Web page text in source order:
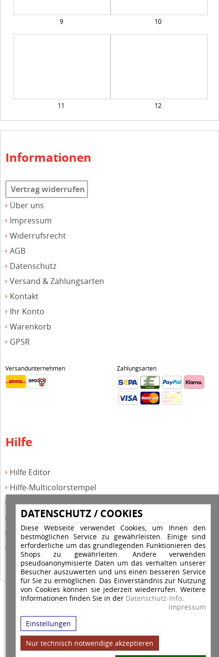
DATENSCHUTZ / COOKIES
Diese Webseite verwendet Cookies, um Ihnen den
bestmöglichen Service zu gewährleisten. Einige sind
erforderliche um das grundlegenden Funktionieren des
Shops zu gewährleiten. Andere verwenden
pseudoanonymisierte Daten um das verhalten unserer
Besucher auszuwerten und uns einen besseren Service
für Sie zu ermöglichen. Das Einverständnis zur Nutzung
von Cookies können sie jederzeit wiederrufen. Weitere
Informationen finden Sie in der Datenschutz-Info.
Impressum
Einstellungen
Nur technisch notwendige akzeptieren
9 10
11 12
Informationen
Vertrag widerrufen
Über uns
Impressum
Widerrufsrecht
AGB
Datenschutz
Versand & Zahlungsarten
Kontakt
Ihr Konto
Warenkorb
GPSR
Versandunternehmen Zahlungsarten
Hilfe
Hilfe Editor
Hilfe-Multicolorstempel
Hilfe-Rundstempel
Hilfe Rundstempel Holz
Hilfe Stempelkissen wechseln
Hilfe Stempelplatte wechseln
Copyright © 2026 Stempel Toenges GmbH - Alle Rechte vorbehalten